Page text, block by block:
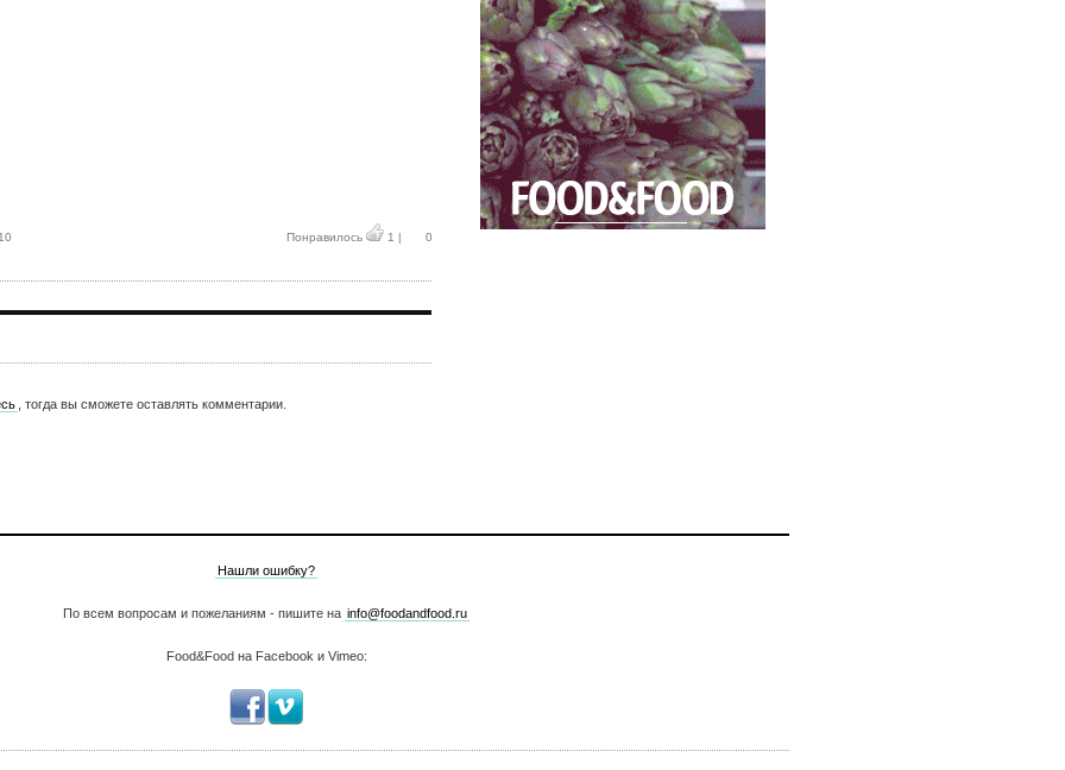
Понравилось 1 | 0
, тогда вы сможете оставлять комментарии.
Нашли ошибку?
По всем вопросам и пожеланиям - пишите на info@foodandfood.ru
Food&Food на Facebook и Vimeo: